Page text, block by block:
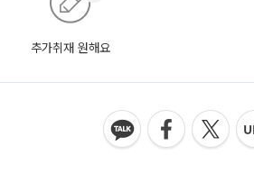
추가취재 원해요